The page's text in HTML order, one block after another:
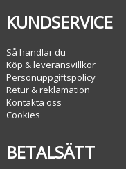
KUNDSERVICE
Så handlar du
Köp & leveransvillkor
Personuppgiftspolicy
Retur & reklamation
Kontakta oss
Cookies
BETALSÄTT